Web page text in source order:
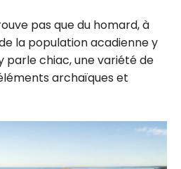
pas que du homard, à
la population acadienne y
parle chiac, une variété de
archaïques et